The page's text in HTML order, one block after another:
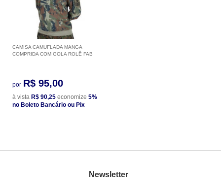
CAMISA CAMUFLADA MANGA
COMPRIDA COM GOLA ROLÊ FAB
por R$ 95,00
à vista R$ 90,25 economize 5%
no Boleto Bancário ou Pix
Newsletter